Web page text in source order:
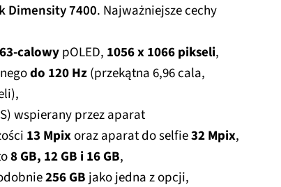
Dimensity 7400. Najważniejsze cechy
calowypOLED, 1056 x 1066 pikseli,
do 120 Hz(przekątna 6,96 cala,
wspierany przez aparat
13 Mpixoraz aparat do selfie32 Mpix,
8 GB, 12 GB i 16 GB,
256 GB jako jedna z opcji,